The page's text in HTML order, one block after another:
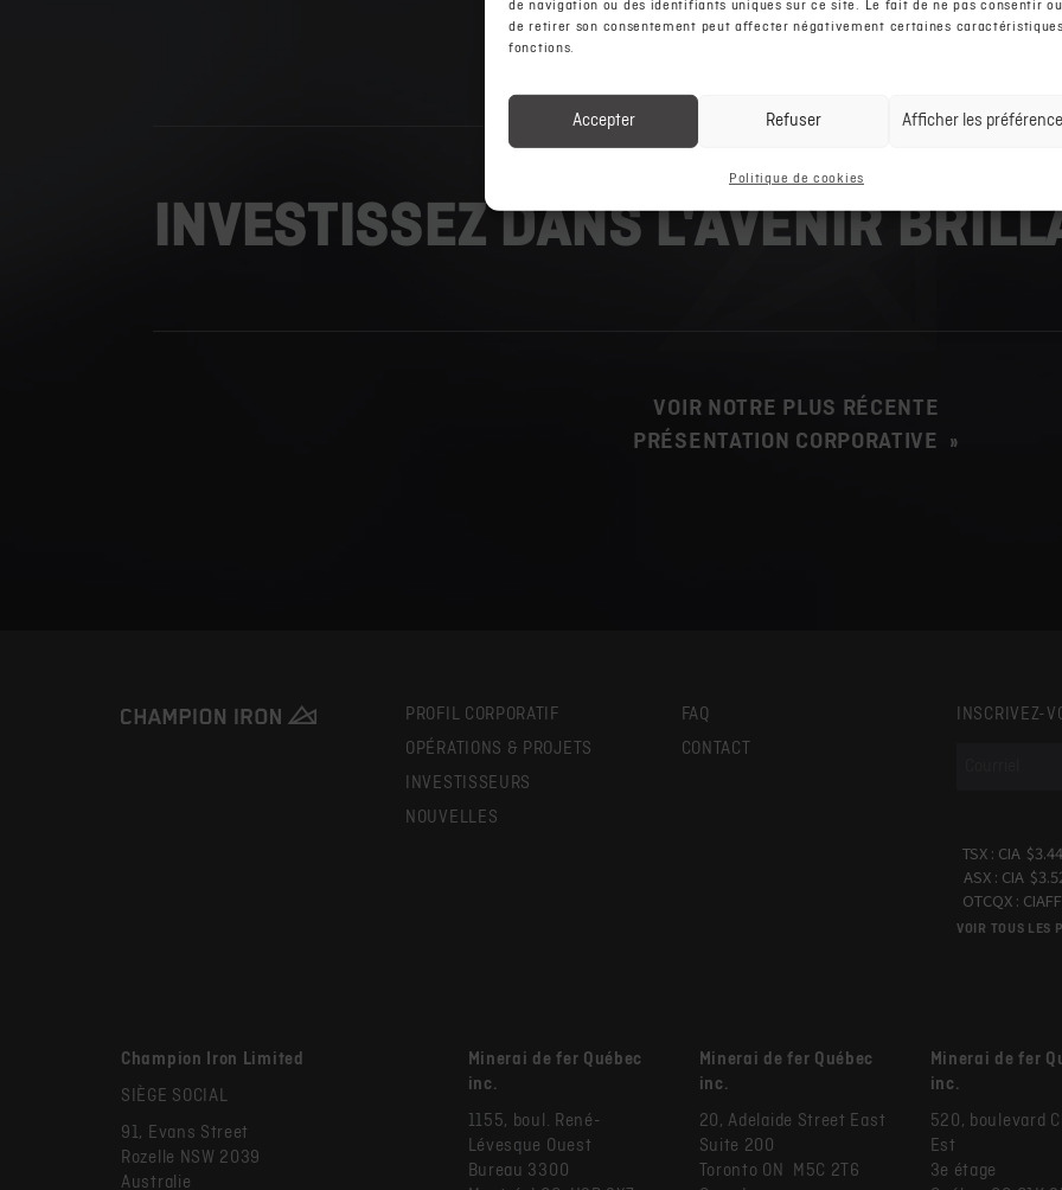
de navigation ou des identifiants uniques sur ce site. Le fait de ne pas consentir ou
de retirer son consentement peut affecter négativement certaines
fonctions.
Accepter Refuser Afficher les
Politique de cookies
INVESTISSEZ DANS L'AVENIR
VOIR NOTRE PLUS RÉCENTE
PRÉSENTATION CORPORATIVE »
PROFIL CORPORATIF
OPÉRATIONS & PROJETS
INVESTISSEURS
NOUVELLES
FAQ
CONTACT
INSCRIVEZ-
VOIR TOUS LES
Champion Iron Limited
SIÈGE SOCIAL
91, Evans Street
Rozelle NSW 2039
Australie
Minerai de fer Québec
inc.
1155, boul. René-
Lévesque Ouest
Bureau 3300
Minerai de fer Québec
inc.
20, Adelaide Street East
Suite 200
Toronto ON M5C 2T6
Minerai de fer
inc.
520, boulevard
Est
3e étage